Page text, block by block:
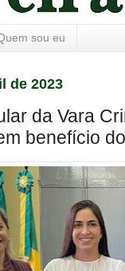
sou eu
de 2023
da Vara
benefício